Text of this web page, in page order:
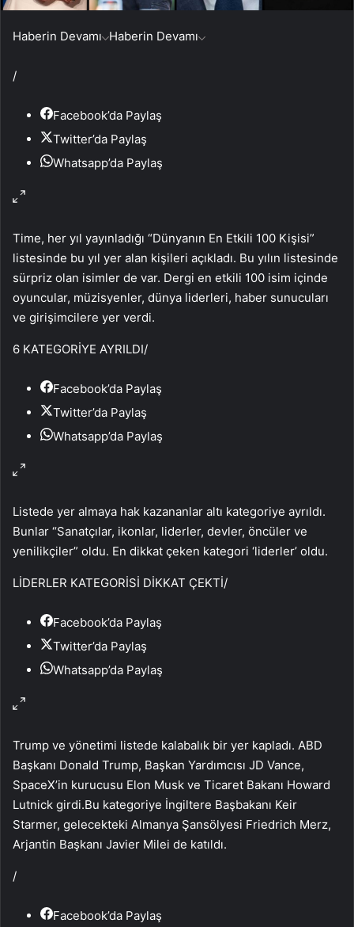
Haberin Devamı Haberin Devamı
/
Facebook’da Paylaş
Twitter’da Paylaş
Whatsapp’da Paylaş
Time, her yıl yayınladığı “Dünyanın En Etkili 100 Kişisi”
listesinde bu yıl yer alan kişileri açıkladı. Bu yılın listesinde
sürpriz olan isimler de var. Dergi en etkili 100 isim içinde
oyuncular, müzisyenler, dünya liderleri, haber sunucuları
ve girişimcilere yer verdi.
6 KATEGORİYE AYRILDI/
Facebook’da Paylaş
Twitter’da Paylaş
Whatsapp’da Paylaş
Listede yer almaya hak kazananlar altı kategoriye ayrıldı.
Bunlar “Sanatçılar, ikonlar, liderler, devler, öncüler ve
yenilikçiler” oldu. En dikkat çeken kategori ‘liderler’ oldu.
LİDERLER KATEGORİSİ DİKKAT ÇEKTİ/
Facebook’da Paylaş
Twitter’da Paylaş
Whatsapp’da Paylaş
Trump ve yönetimi listede kalabalık bir yer kapladı. ABD
Başkanı Donald Trump, Başkan Yardımcısı JD Vance,
SpaceX’in kurucusu Elon Musk ve Ticaret Bakanı Howard
Lutnick girdi.Bu kategoriye İngiltere Başbakanı Keir
Starmer, gelecekteki Almanya Şansölyesi Friedrich Merz,
Arjantin Başkanı Javier Milei de katıldı.
/
Facebook’da Paylaş